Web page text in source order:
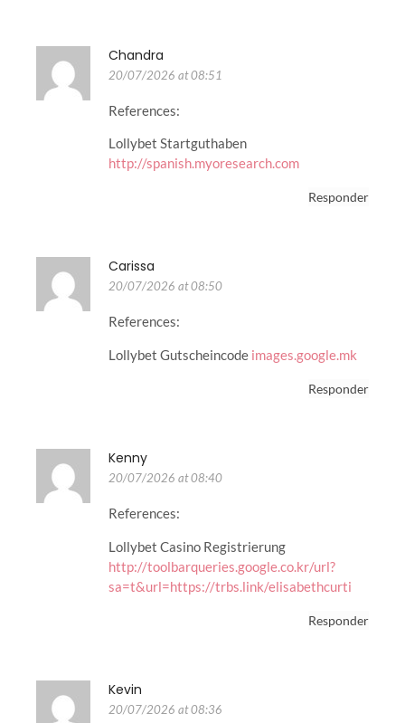
Chandra
20/07/2026 at 08:51
References:
Lollybet Startguthaben
http://spanish.myoresearch.com
Responder
Carissa
20/07/2026 at 08:50
References:
Lollybet Gutscheincode images.google.mk
Responder
Kenny
20/07/2026 at 08:40
References:
Lollybet Casino Registrierung
http://toolbarqueries.google.co.kr/url?
sa=t&url=https://trbs.link/elisabethcurti
Responder
Kevin
20/07/2026 at 08:36